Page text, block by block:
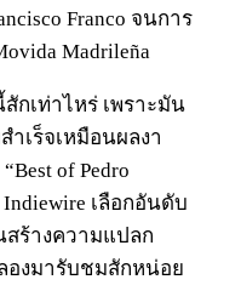
Franco จนการ
Madrileña
กเท่าไหร่ เพราะมัน
เร็จเหมือนผลงา
of Pedro
เลือกอันดับ
สร้างความแปลก
องมารับชมสักหน่อย